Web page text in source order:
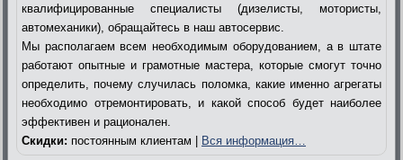
квалифицированные специалисты (дизелисты, мотористы,
автомеханики), обращайтесь в наш автосервис.
Мы располагаем всем необходимым оборудованием, а в штате
работают опытные и грамотные мастера, которые смогут точно
определить, почему случилась поломка, какие именно агрегаты
необходимо отремонтировать, и какой способ будет наиболее
эффективен и рационален.
Скидки: постоянным клиентам | Вся информация…